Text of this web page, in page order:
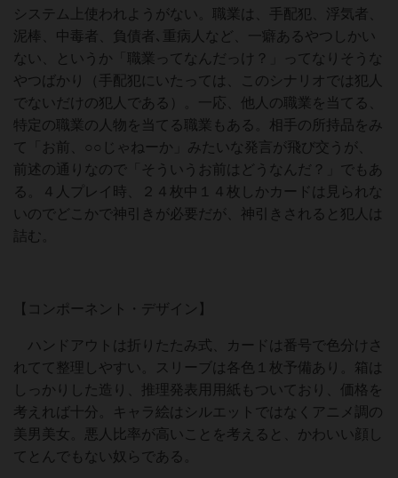
システム上使われようがない。職業は、手配犯、浮気者、
泥棒、中毒者、負債者､重病人など、一癖あるやつしかい
ない、というか「職業ってなんだっけ？」ってなりそうな
やつばかり（手配犯にいたっては、このシナリオでは犯人
でないだけの犯人である）。一応、他人の職業を当てる、
特定の職業の人物を当てる職業もある。相手の所持品をみ
て「お前、○○じゃねーか」みたいな発言が飛び交うが、
前述の通りなので「そういうお前はどうなんだ？」でもあ
る。４人プレイ時、２４枚中１４枚しかカードは見られな
いのでどこかで神引きが必要だが、神引きされると犯人は
詰む。
【コンポーネント・デザイン】
ハンドアウトは折りたたみ式、カードは番号で色分けさ
れてて整理しやすい。スリーブは各色１枚予備あり。箱は
しっかりした造り、推理発表用用紙もついており、価格を
考えれば十分。キャラ絵はシルエットではなくアニメ調の
美男美女。悪人比率が高いことを考えると、かわいい顔し
てとんでもない奴らである。